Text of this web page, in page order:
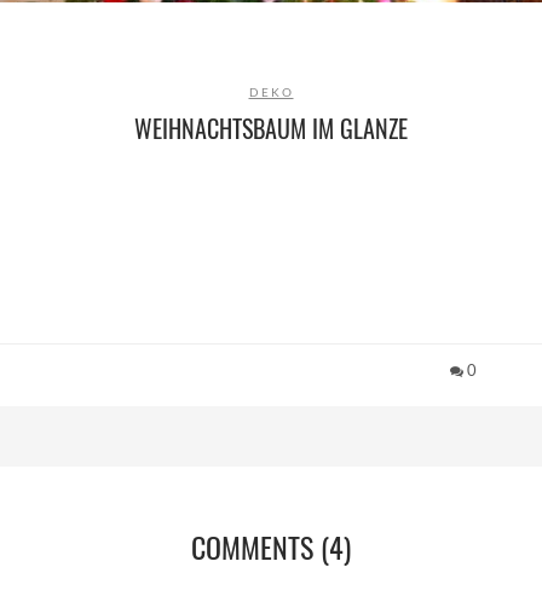
DEKO
WEIHNACHTSBAUM IM GLANZE
0
COMMENTS (4)